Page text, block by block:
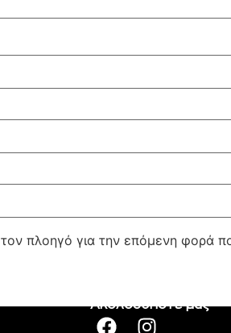
πλοηγό για την επόμενη φορά
Ακολουθήστε μας